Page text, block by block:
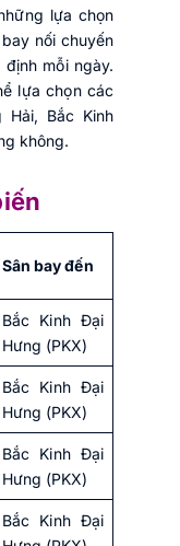
lựa chọn
nối chuyến
mỗi ngày.
lựa chọn các
Hải, Bắc Kinh
không.
Sân bay đến
Bắc Kinh Đại
Hưng (PKX)
Bắc Kinh Đại
Hưng (PKX)
Bắc Kinh Đại
Hưng (PKX)
Bắc Kinh Đại